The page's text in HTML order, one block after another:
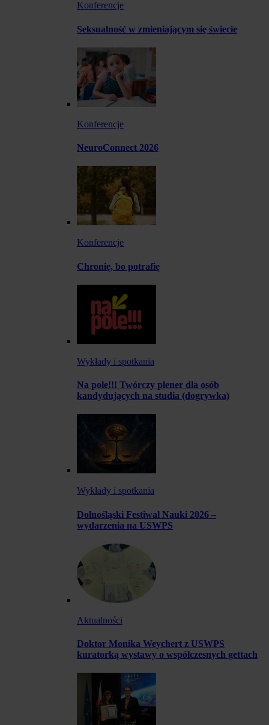
Konferencje
Seksualność w zmieniającym się świecie
Konferencje
NeuroConnect 2026
Konferencje
Chronię, bo potrafię
Wykłady i spotkania
Na pole!!! Twórczy plener dla osób
kandydujących na studia (dogrywka)
Wykłady i spotkania
Dolnośląski Festiwal Nauki 2026 –
wydarzenia na USWPS
Aktualności
Doktor Monika Weychert z USWPS
kuratorką wystawy o współczesnych gettach